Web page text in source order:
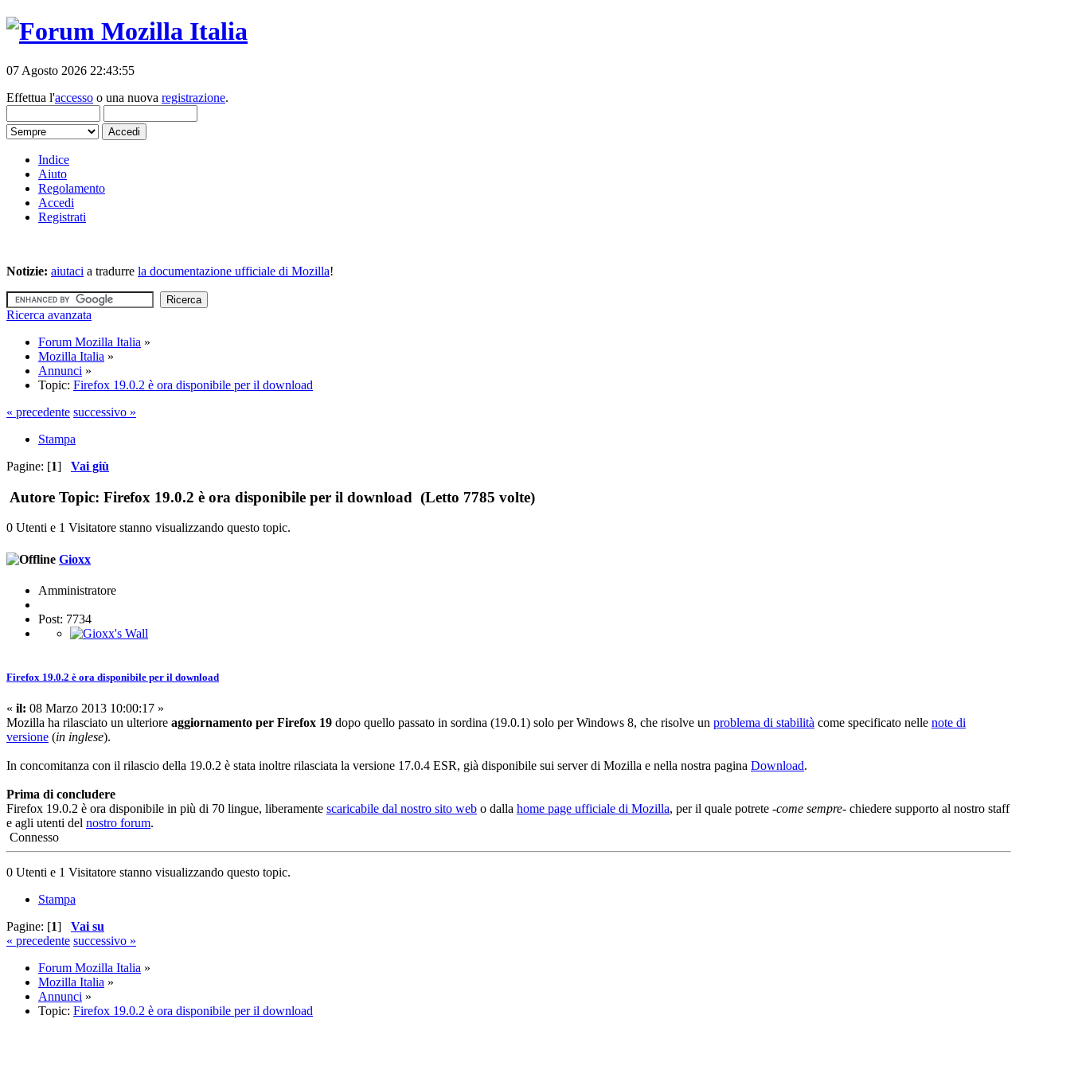
07 Agosto 2026 22:43:55
Effettua l'accesso o una nuova registrazione.
Indice
Aiuto
Regolamento
Accedi
Registrati
Notizie: aiutaci a tradurre la documentazione ufficiale di Mozilla!
Ricerca avanzata
Forum Mozilla Italia »
Mozilla Italia »
Annunci »
Topic: Firefox 19.0.2 è ora disponibile per il download
« precedente successivo »
Stampa
Pagine: [1] Vai giù
Autore Topic: Firefox 19.0.2 è ora disponibile per il download (Letto 7785 volte)
0 Utenti e 1 Visitatore stanno visualizzando questo topic.
Gioxx
Amministratore
Post: 7734
Firefox 19.0.2 è ora disponibile per il download
« il: 08 Marzo 2013 10:00:17 »
Mozilla ha rilasciato un ulteriore aggiornamento per Firefox 19 dopo quello passato in sordina (19.0.1) solo per Windows 8, che risolve un problema di stabilità come specificato nelle note di
versione (in inglese).
In concomitanza con il rilascio della 19.0.2 è stata inoltre rilasciata la versione 17.0.4 ESR, già disponibile sui server di Mozilla e nella nostra pagina Download.
Prima di concludere
Firefox 19.0.2 è ora disponibile in più di 70 lingue, liberamente scaricabile dal nostro sito web o dalla home page ufficiale di Mozilla, per il quale potrete -come sempre- chiedere supporto al nostro staff
e agli utenti del nostro forum.
Connesso
0 Utenti e 1 Visitatore stanno visualizzando questo topic.
Stampa
Pagine: [1] Vai su
« precedente successivo »
Forum Mozilla Italia »
Mozilla Italia »
Annunci »
Topic: Firefox 19.0.2 è ora disponibile per il download